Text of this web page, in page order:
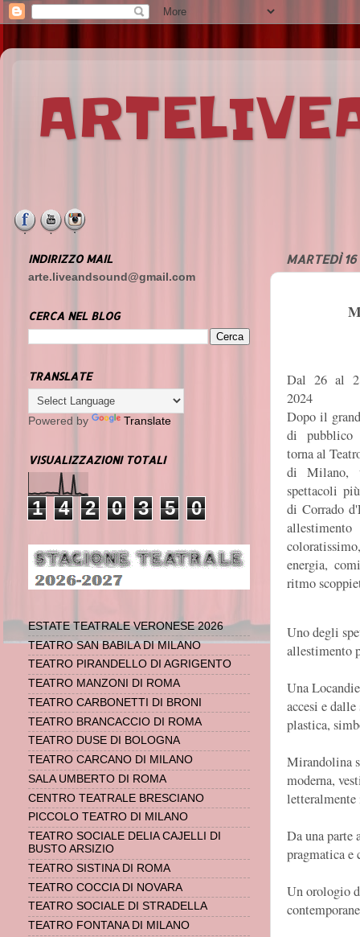
MARTEDÌ
Dal 26 al
2024
Dopo il
di
torna al
di Milano,
spettacoli
di Corrado
allestimento
energia,
ritmo
Uno degli
allestimento
Una
accesi e
plastica,
Mirandolina
moderna,
Da una
pragmatica e
Un orologio
INDIRIZZO MAIL
arte.liveandsound@gmail.com
CERCA NEL BLOG
TRANSLATE
Powered by Translate
VISUALIZZAZIONI TOTALI
1 4 2 0 3 5 0
ESTATE TEATRALE VERONESE 2026
TEATRO SAN BABILA DI MILANO
TEATRO PIRANDELLO DI AGRIGENTO
TEATRO MANZONI DI ROMA
TEATRO CARBONETTI DI BRONI
TEATRO BRANCACCIO DI ROMA
TEATRO DUSE DI BOLOGNA
TEATRO CARCANO DI MILANO
SALA UMBERTO DI ROMA
CENTRO TEATRALE BRESCIANO
PICCOLO TEATRO DI MILANO
TEATRO SOCIALE DELIA CAJELLI DI
BUSTO ARSIZIO
TEATRO SISTINA DI ROMA
TEATRO COCCIA DI NOVARA
TEATRO SOCIALE DI STRADELLA
TEATRO FONTANA DI MILANO